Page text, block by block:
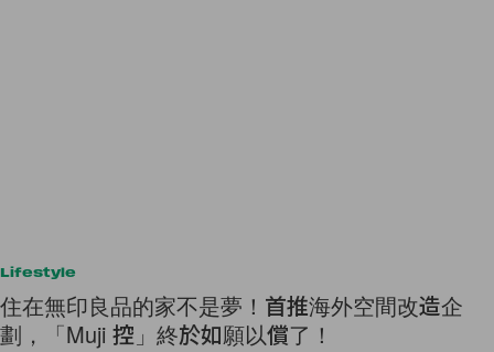
Lifestyle
住在無印良品的家不是夢！首推海外空間改造企
劃，「Muji 控」終於如願以償了！